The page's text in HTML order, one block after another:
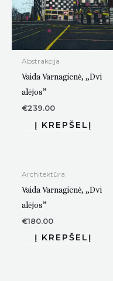
Abstrakcija
Vaida Varnagienė, „Dvi
alėjos”
€239.00
Architektūra
Vaida Varnagienė, „Dvi
alėjos”
€180.00